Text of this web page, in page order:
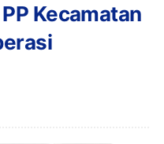
Kecamatan